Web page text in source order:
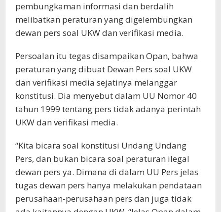
pembungkaman informasi dan berdalih
melibatkan peraturan yang digelembungkan
dewan pers soal UKW dan verifikasi media.
Persoalan itu tegas disampaikan Opan, bahwa
peraturan yang dibuat Dewan Pers soal UKW
dan verifikasi media sejatinya melanggar
konstitusi. Dia menyebut dalam UU Nomor 40
tahun 1999 tentang pers tidak adanya perintah
UKW dan verifikasi media.
“Kita bicara soal konstitusi Undang Undang
Pers, dan bukan bicara soal peraturan ilegal
dewan pers ya. Dimana di dalam UU Pers jelas
tugas dewan pers hanya melakukan pendataan
perusahaan-perusahaan pers dan juga tidak